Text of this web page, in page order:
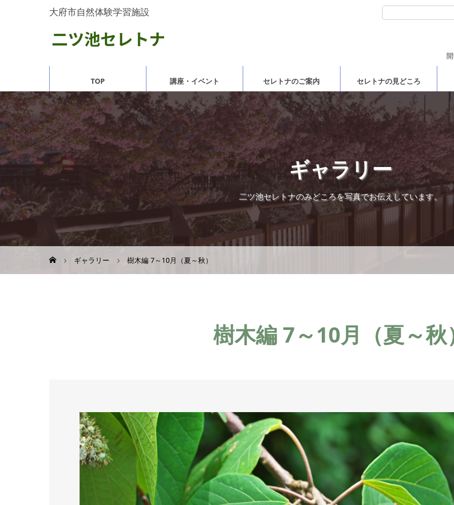
大府市自然体験学習施設
TOP 講座・イベント セレトナのご案内 セレトナの見どころ
ギャラリー
二ツ池セレトナのみどころを写真でお伝えしています。
ギャラリー 樹木編 7～10月（夏～秋）
樹木編 7～10月（夏～秋